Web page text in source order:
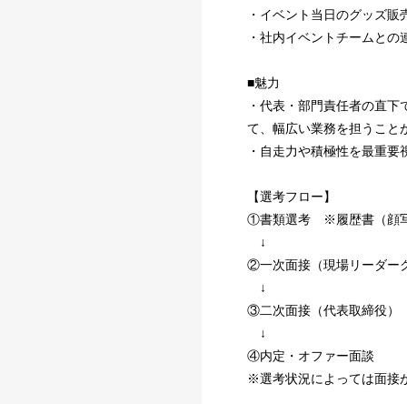
・イベント当日のグッズ販
・社内イベントチームと
■魅力
・代表・部門責任者の直
て、幅広い業務を担うこと
・自走力や積極性を最重
【選考フロー】
①書類選考 ※履歴書（顔写
↓
②一次面接（現場リーダ
↓
③二次面接（代表取締役
↓
④内定・オファー面談
※選考状況によっては面接